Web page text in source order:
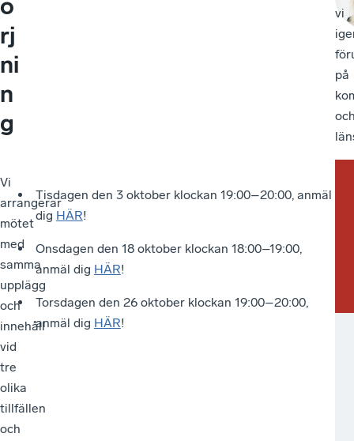
ö
rj
ni
n
g
vi
på
Vi
arrangerar
mötet
med
samma
upplägg
och
innehåll
vid
tre
olika
tillfällen
och
Tisdagen den 3 oktober klockan 19:00–20:00, anmäl
dig HÄR!
Onsdagen den 18 oktober klockan 18:00–19:00,
anmäl dig HÄR!
Torsdagen den 26 oktober klockan 19:00–20:00,
anmäl dig HÄR!